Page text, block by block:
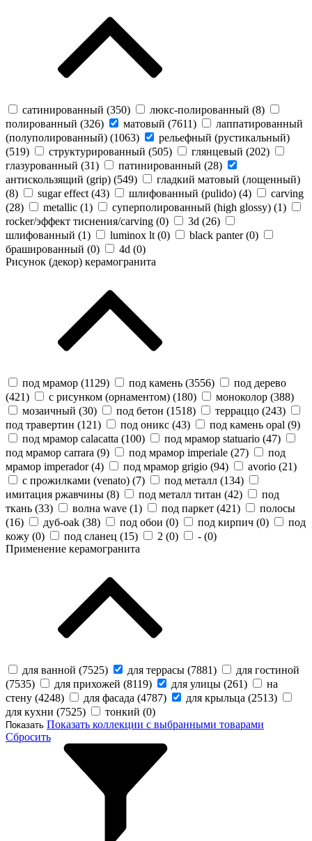
сатинированный (350) люкс-полированный (8)
полированный (326) матовый (7611)
лаппатированный
(полуполированный) (1063)
рельефный (рустикальный)
(519) структурированный (505) глянцевый (202)
глазурованный (31) патинированный (28)
антискользящий (grip) (549)
гладкий матовый (лощенный)
(8) sugar effect (43) шлифованный (pulido) (4)
carving
(28) metallic (1) суперполированный (high glossy) (1)
rocker/эффект тиснения/carving (0) 3d (26)
шлифованный (1) luminox lt (0) black panter (0)
брашированный (0) 4d (0)
Рисунок (декор) керамогранита
под мрамор (1129) под камень (3556)
под дерево
(421) с рисунком (орнаментом) (180) моноколор (388)
мозаичный (30) под бетон (1518) терраццо (243)
под травертин (121) под оникс (43) под камень opal (9)
под мрамор calacatta (100) под мрамор statuario (47)
под мрамор carrara (9) под мрамор imperiale (27)
под
мрамор imperador (4) под мрамор grigio (94) avorio (21)
с прожилками (venato) (7) под металл (134)
имитация ржавчины (8) под металл титан (42)
под
ткань (33) волна wave (1) под паркет (421)
полосы
(16) дуб-oak (38) под обои (0) под кирпич (0)
под
кожу (0) под сланец (15) 2 (0) - (0)
Применение керамогранита
для ванной (7525) для террасы (7881)
для гостиной
(7535) для прихожей (8119) для улицы (261)
на
стену (4248) для фасада (4787) для крыльца (2513)
для кухни (7525) тонкий (0)
Показать Показать коллекции с выбранными товарами
Сбросить